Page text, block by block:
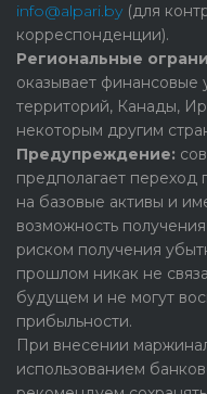
info@alpari.by (для
корреспонденции).
Региональные
оказывает
территорий, Канады,
некоторым другим
Предупреждение:
предполагает переход
на базовые активы и
возможность
риском получения
прошлом никак не
будущем и не могут
прибыльности.
При внесении
использованием